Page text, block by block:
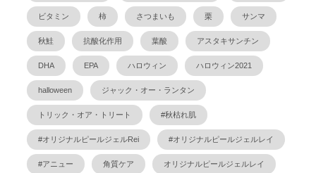
ビタミン 柿 さつまいも 栗 サンマ
秋鮭 抗酸化作用 葉酸 アスタキサンチン
DHA EPA ハロウィン ハロウィン2021
halloween ジャック・オー・ランタン
トリック・オア・トリート #秋枯れ肌
#オリジナルピールジェルRei #オリジナルピールジェルレイ
#アニュー 角質ケア オリジナルピールジェルレイ